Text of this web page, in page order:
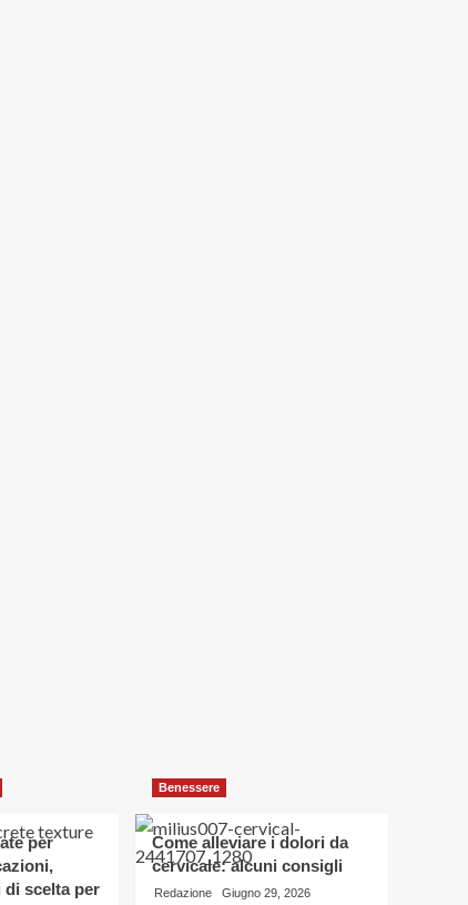
per
scelta per
Benessere
Come alleviare i dolori da
cervicale: alcuni consigli
Redazione Giugno 29, 2026